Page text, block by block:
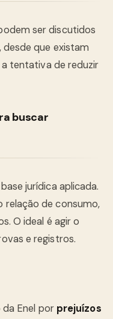
ser discutidos
que existam
tentativa de reduzir
buscar
jurídica aplicada.
relação de consumo,
O ideal é agir o
e registros.
da Enel por prejuízos